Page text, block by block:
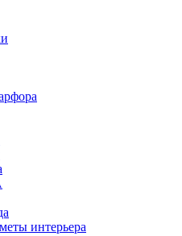
интерьера